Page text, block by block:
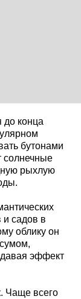
до конца
бутонами
солнечные
рыхлую
и садов в
облику он
эффект
Чаще всего